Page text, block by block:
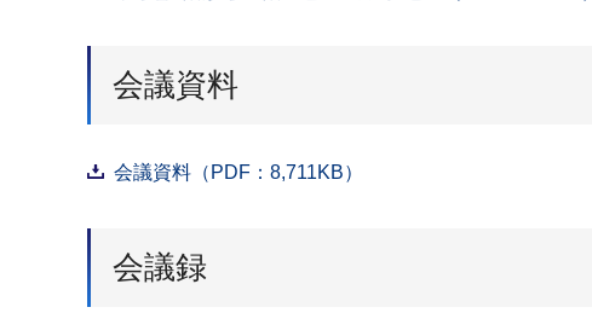
会議資料
会議資料（PDF：8,711KB）
会議録